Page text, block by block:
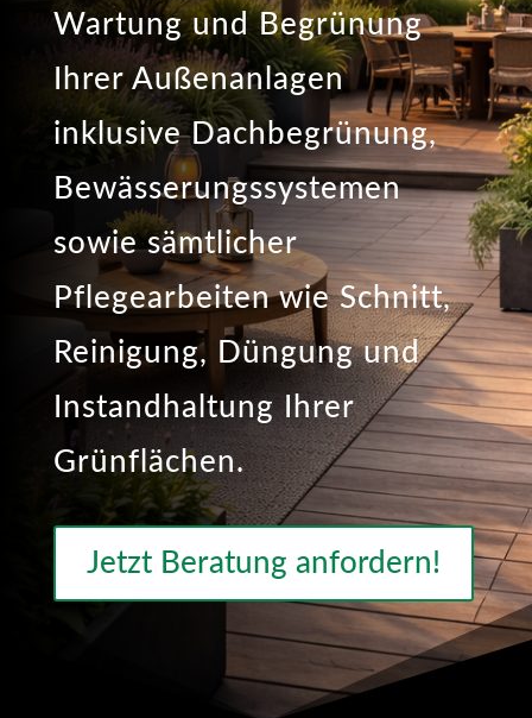
Wartung und Begrünung
Ihrer Außenanlagen
inklusive Dachbegrünung,
Bewässerungssystemen
sowie sämtlicher
Pflegearbeiten wie Schnitt,
Reinigung, Düngung und
Instandhaltung Ihrer
Grünflächen.
Jetzt Beratung anfordern!